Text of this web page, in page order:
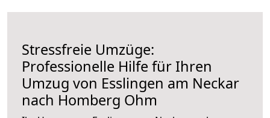
Stressfreie Umzüge:
Professionelle Hilfe für Ihren
Umzug von Esslingen am Neckar
nach Homberg Ohm